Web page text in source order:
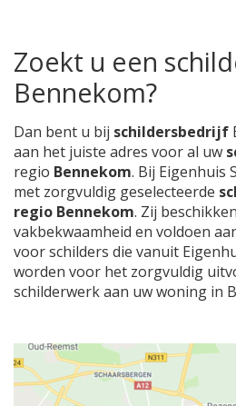
Zoekt u een
Bennekom?
Dan bent u bij schildersbedrijf
aan het juiste adres voor al uw
regio Bennekom. Bij Eigenhuis
met zorgvuldig geselecteerde
regio Bennekom. Zij
vakbekwaamheid en voldoen
voor schilders die vanuit
worden voor het zorgvuldig
schilderwerk aan uw woning in